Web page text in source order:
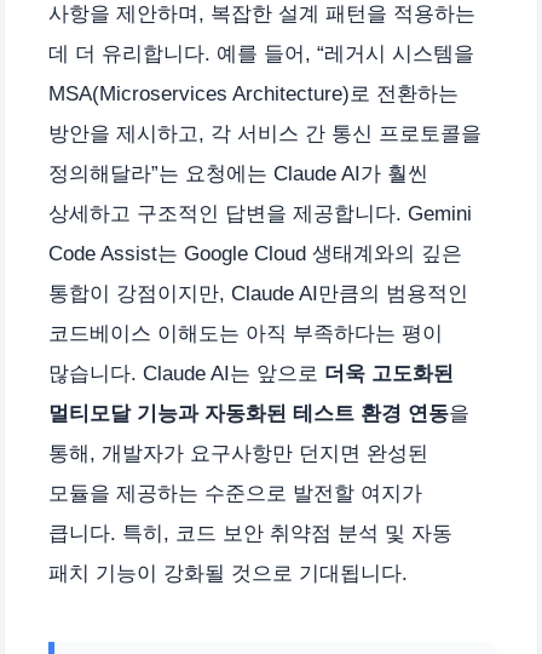
사항을 제안하며, 복잡한 설계 패턴을 적용하는
데 더 유리합니다. 예를 들어, “레거시 시스템을
MSA(Microservices Architecture)로 전환하는
방안을 제시하고, 각 서비스 간 통신 프로토콜을
정의해달라”는 요청에는 Claude AI가 훨씬
상세하고 구조적인 답변을 제공합니다. Gemini
Code Assist는 Google Cloud 생태계와의 깊은
통합이 강점이지만, Claude AI만큼의 범용적인
코드베이스 이해도는 아직 부족하다는 평이
많습니다. Claude AI는 앞으로 더욱 고도화된
멀티모달 기능과 자동화된 테스트 환경 연동을
통해, 개발자가 요구사항만 던지면 완성된
모듈을 제공하는 수준으로 발전할 여지가
큽니다. 특히, 코드 보안 취약점 분석 및 자동
패치 기능이 강화될 것으로 기대됩니다.